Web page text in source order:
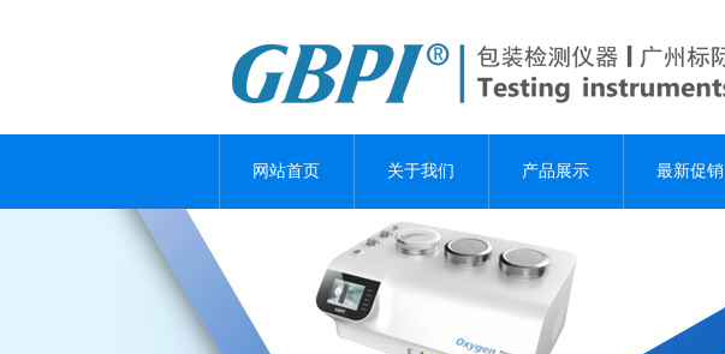
网站首页 关于我们 产品展示 最新促销